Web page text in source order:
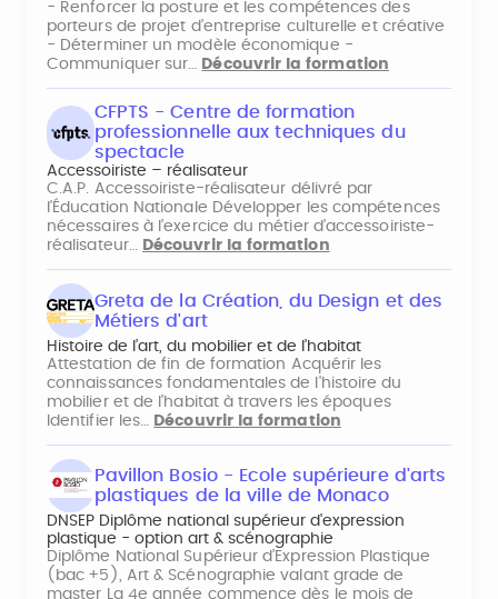
- Renforcer la posture et les compétences des
porteurs de projet d’entreprise culturelle et créative
- Déterminer un modèle économique -
Communiquer sur… Découvrir la formation
CFPTS - Centre de formation
professionnelle aux techniques du
spectacle
Accessoiriste – réalisateur
C.A.P. Accessoiriste-réalisateur délivré par
l'Éducation Nationale Développer les compétences
nécessaires à l’exercice du métier d’accessoiriste-
réalisateur… Découvrir la formation
Greta de la Création, du Design et des
Métiers d'art
Histoire de l’art, du mobilier et de l’habitat
Attestation de fin de formation Acquérir les
connaissances fondamentales de l'histoire du
mobilier et de l'habitat à travers les époques
Identifier les…
Découvrir la formation
Pavillon Bosio - Ecole supérieure d'arts
plastiques de la ville de Monaco
DNSEP Diplôme national supérieur d'expression
plastique - option art & scénographie
Diplôme National Supérieur d’Expression Plastique
(bac +5), Art & Scénographie valant grade de
master La 4e année commence dès le mois de